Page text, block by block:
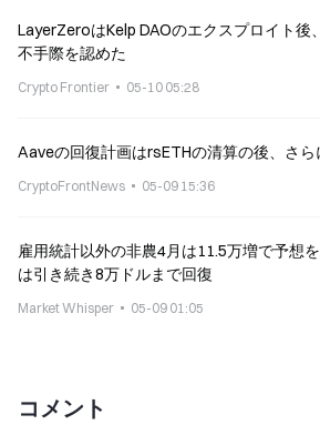
LayerZeroはKelp DAOのエクスプロイト後
不手際を認めた
Crypto Frontier 05-10 05:28
Aaveの回復計画はrsETHの清算の後、さら
CryptoFrontNews 05-09 15:36
雇用統計以外の非農4月は11.5万増で予想
は引き続き8万ドルまで回復
Market Whisper 05-09 01:05
コメント